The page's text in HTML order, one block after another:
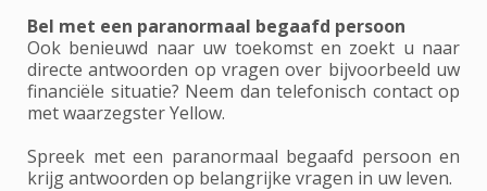
Bel met een paranormaal begaafd persoon
Ook benieuwd naar uw toekomst en zoekt u naar
directe antwoorden op vragen over bijvoorbeeld uw
financiële situatie? Neem dan telefonisch contact op
met waarzegster Yellow.
Spreek met een paranormaal begaafd persoon en
krijg antwoorden op belangrijke vragen in uw leven.